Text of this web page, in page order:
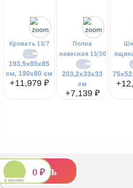
Кровать 13/7
193,5x85x85
см, 190x80 см
+11,979 ₽
Полка
навесная 13/50
203,2x33x33
см
+7,139 ₽
в корзину
0 ₽